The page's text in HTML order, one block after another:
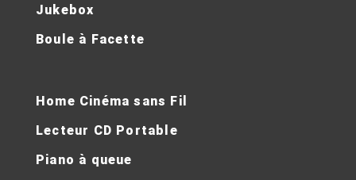
Jukebox
Boule à Facette
Home Cinéma sans Fil
Lecteur CD Portable
Piano à queue